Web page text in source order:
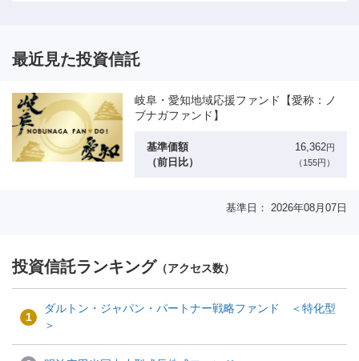
最近見た投資信託
岐阜・愛知地域応援ファンド【愛称：ノ
ブナガファンド】
基準価額
（前日比）
16,362円
（155円）
基準日： 2026年08月07日
投資信託ランキング （アクセス数）
1
ダルトン・ジャパン・パートナー戦略ファンド ＜特化型
＞